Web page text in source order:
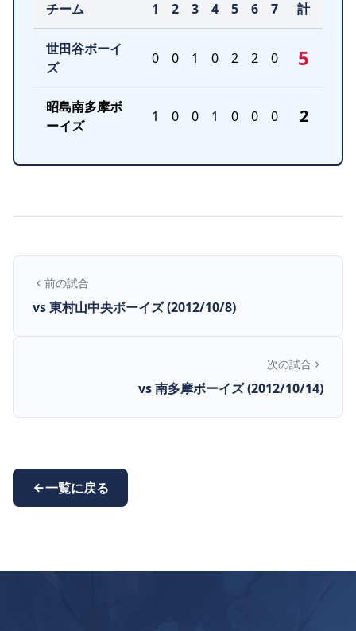
チーム 1 2 3 4 5 6 7 計
世田谷ボーイ
ズ
0 0 1 0 2 2 0 5
昭島南多摩ボ
ーイズ
1 0 0 1 0 0 0 2
前の試合
vs 東村山中央ボーイズ (2012/10/8)
次の試合
vs 南多摩ボーイズ (2012/10/14)
一覧に戻る